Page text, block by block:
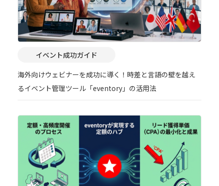
イベント成功ガイド
海外向けウェビナーを成功に導く！時差と言語の壁を越え
るイベント管理ツール「eventory」の活用法